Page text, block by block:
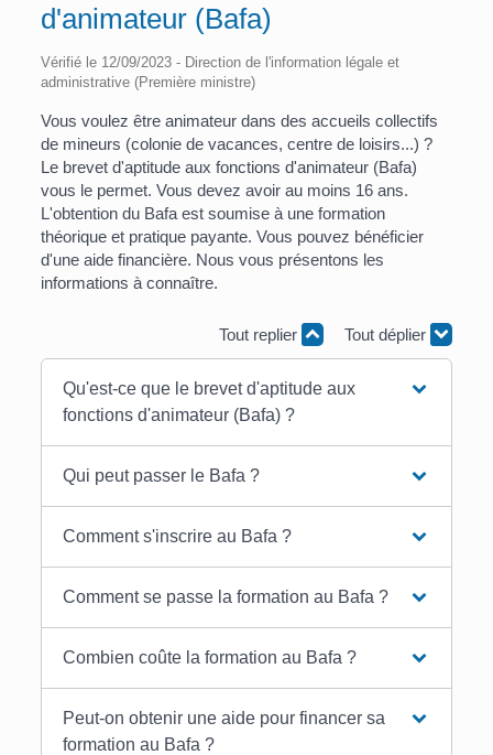
d'animateur (Bafa)
Vérifié le 12/09/2023 - Direction de l'information légale et
administrative (Première ministre)
Vous voulez être animateur dans des accueils collectifs
de mineurs (colonie de vacances, centre de loisirs...) ?
Le brevet d'aptitude aux fonctions d'animateur (Bafa)
vous le permet. Vous devez avoir au moins 16 ans.
L'obtention du Bafa est soumise à une formation
théorique et pratique payante. Vous pouvez bénéficier
d'une aide financière. Nous vous présentons les
informations à connaître.
Tout replier Tout déplier
Qu'est-ce que le brevet d'aptitude aux
fonctions d'animateur (Bafa) ?
Qui peut passer le Bafa ?
Comment s'inscrire au Bafa ?
Comment se passe la formation au Bafa ?
Combien coûte la formation au Bafa ?
Peut-on obtenir une aide pour financer sa
formation au Bafa ?